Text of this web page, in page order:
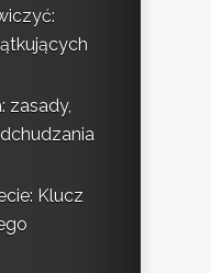
zasady,
Klucz